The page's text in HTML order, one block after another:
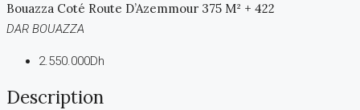
Bouazza Coté Route D’Azemmour 375 M² + 422
DAR BOUAZZA
2.550.000Dh
Description